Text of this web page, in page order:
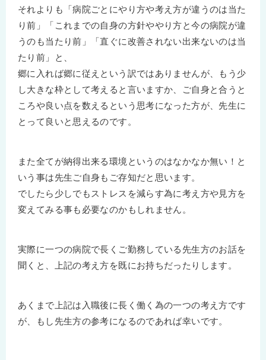
それよりも「病院ごとにやり方や考え方が違うのは当た
り前」「これまでの自身の方針ややり方と今の病院が違
うのも当たり前」「直ぐに改善されない出来ないのは当
たり前」と、
郷に入れば郷に従えという訳ではありませんが、もう少
し大きな枠として考えると言いますか、ご自身と合うと
ころや良い点を数えるという思考になった方が、先生に
とって良いと思えるのです。
また全てが納得出来る環境というのはなかなか無い！と
いう事は先生ご自身もご存知だと思います。
でしたら少しでもストレスを減らす為に考え方や見方を
変えてみる事も必要なのかもしれません。
実際に一つの病院で長くご勤務している先生方のお話を
聞くと、上記の考え方を既にお持ちだったりします。
あくまで上記は入職後に長く働く為の一つの考え方です
が、もし先生方の参考になるのであれば幸いです。